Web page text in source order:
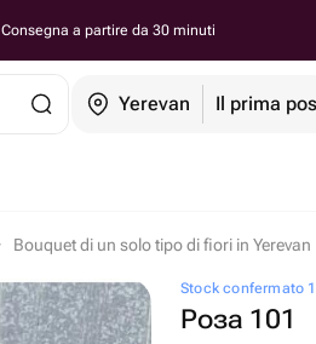
Consegna a partire da 30 minuti
Yerevan Il prima
Bouquet di un solo tipo di fiori in Yerevan
Stock confermato
Роза 101